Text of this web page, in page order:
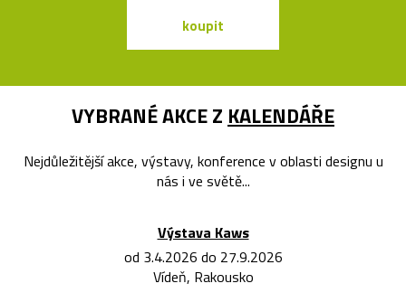
koupit
VYBRANÉ AKCE Z KALENDÁŘE
Nejdůležitější akce, výstavy, konference v oblasti designu u
nás i ve světě...
Výstava Kaws
od 3.4.2026 do 27.9.2026
Vídeň, Rakousko